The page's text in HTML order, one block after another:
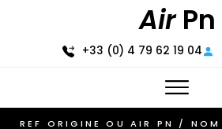
AirPn
+33 (0) 4 79 62 19 04